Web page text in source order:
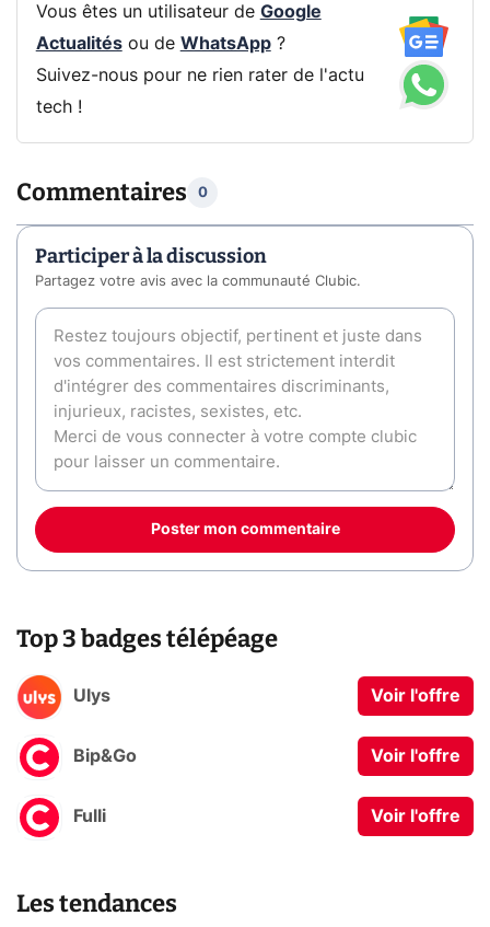
Vous êtes un utilisateur de Google
Actualitésou de WhatsApp?
Suivez-nous pour ne rien rater de l'actu
tech !
Commentaires 0
Participer à la discussion
Partagez votre avis avec la communauté Clubic.
Poster mon commentaire
Top 3 badges télépéage
Ulys Voir l'offre
Bip&Go Voir l'offre
Fulli Voir l'offre
Les tendances